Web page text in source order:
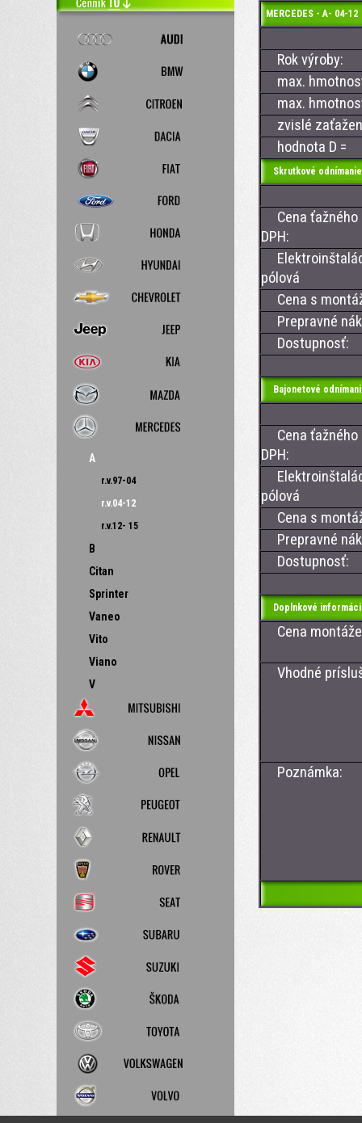
A
r.v.97-04
r.v.04-12
r.v.12- 15
B
Citan
Sprinter
Vaneo
Vito
Viano
V
MERCEDES - A- 04-
Rok výroby:
max.
max.
zvislé
hodnota D =
Skrutkové
Cena ťažného
DPH:
pólová
Cena s
Prepravné
Dostupnosť:
Bajonetové
Cena ťažného
DPH:
pólová
Cena s
Prepravné
Dostupnosť:
Doplnkové
Cena montáže
Vhodné
Poznámka: